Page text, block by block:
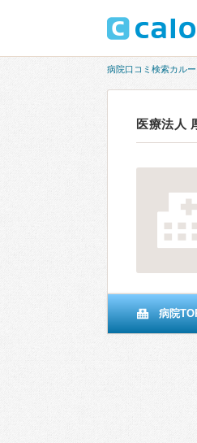
病院口コミ検索カルー
医療法人
病院